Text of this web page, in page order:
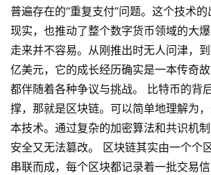
普遍存在的“重复支付”问题。这个技术
现实，也推动了整个数字货币领域的大
走来并不容易。从刚推出时无人问津，
亿美元，它的成长经历确实是一本传奇
都伴随着各种争议与挑战。 比特币的背
撑，那就是区块链。可以简单地理解为
本技术。通过复杂的加密算法和共识机
安全又无法篡改。 区块链其实由一个个
串联而成，每个区块都记录着一批交易